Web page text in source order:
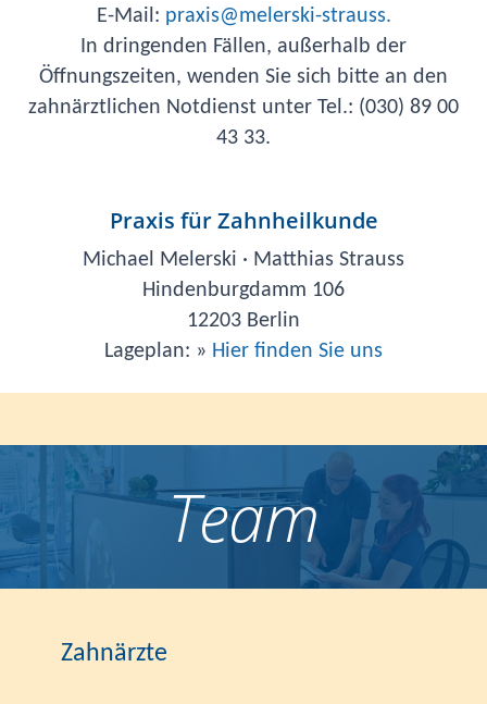
E-Mail: praxis@melerski-strauss.
In dringenden Fällen, außerhalb der
Öffnungszeiten, wenden Sie sich bitte an den
zahnärztlichen Notdienst unter Tel.: (030) 89 00
43 33.
Praxis für Zahnheilkunde
Michael Melerski · Matthias Strauss
Hindenburgdamm 106
12203 Berlin
Lageplan: » Hier finden Sie uns
Team
Zahnärzte